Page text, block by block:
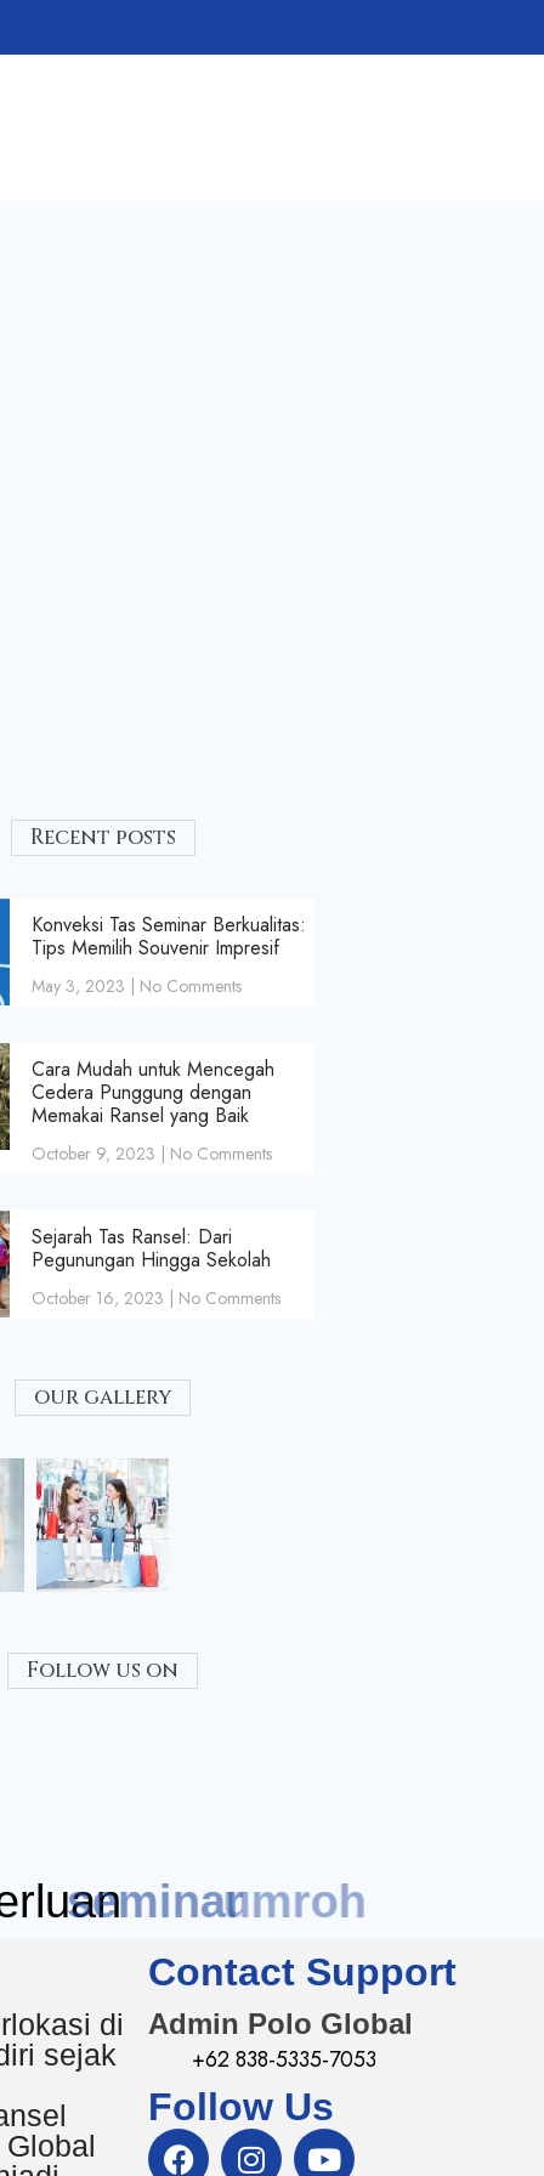
Recent posts
Konveksi Tas Seminar Berkualitas:
Tips Memilih Souvenir Impresif
May 3, 2023 No Comments
Cara Mudah untuk Mencegah
Cedera Punggung dengan
Memakai Ransel yang Baik
October 9, 2023 No Comments
Sejarah Tas Ransel: Dari
Pegunungan Hingga Sekolah
October 16, 2023 No Comments
our gallery
Follow us on
seminar
di
sejak
Contact Support
Admin Polo Global
+62 838-5335-7053
Follow Us